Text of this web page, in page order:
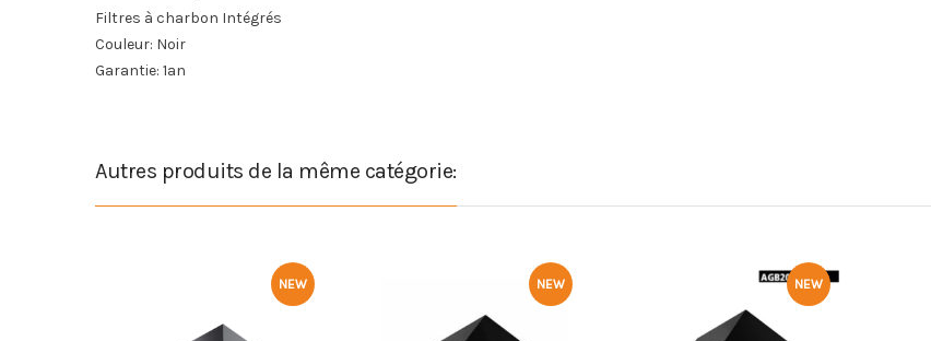
Filtres à charbon Intégrés
Couleur: Noir
Garantie: 1an
Autres produits de la même catégorie:
NEW NEW NEW